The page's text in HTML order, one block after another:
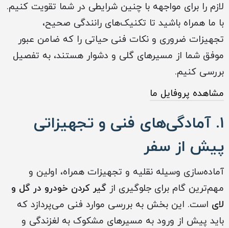
لازم را برای مواجهه با چنین شرایطی در شما تقویت کنیم.
با ما همراه باشید تا تکنیک‌های رانندگی صحیح،
تجهیزات ضروری و نکات فنی حیاتی را که ضامن عبور
موفق شما از مسیرهای گلی و دشوار هستند، به تفصیل
بررسی کنیم.
مشاهده پروفایل ما
۱. آمادگی‌های فنی و تجهیزاتی
پیش از سفر
آماده‌سازی وسیله نقلیه و تجهیزات همراه، اولین و
مهم‌ترین گام برای جلوگیری از گیر کردن خودرو در گل و
لای است. این بخش به بررسی موارد فنی می‌پردازد که
باید پیش از ورود به مسیرهای مشکوک به لغزندگی و